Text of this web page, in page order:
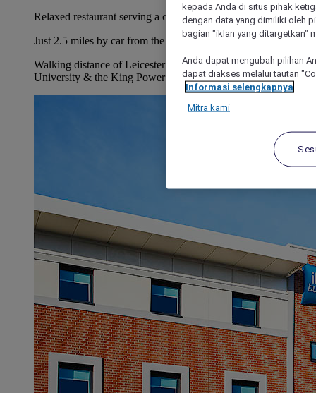
Relaxed restaurant serving a choice of tasty meals
Just 2.5 miles by car from the National Space Centre
Walking distance of Leicester Cathedral, De Montford
University & the King Power Stadium
kepada Anda di situs pihak
dengan data yang dimiliki oleh
bagian "iklan yang ditargetkan"
Anda dapat mengubah pilihan
dapat diakses melalui tautan
Informasi selengkapnya
Mitra kami